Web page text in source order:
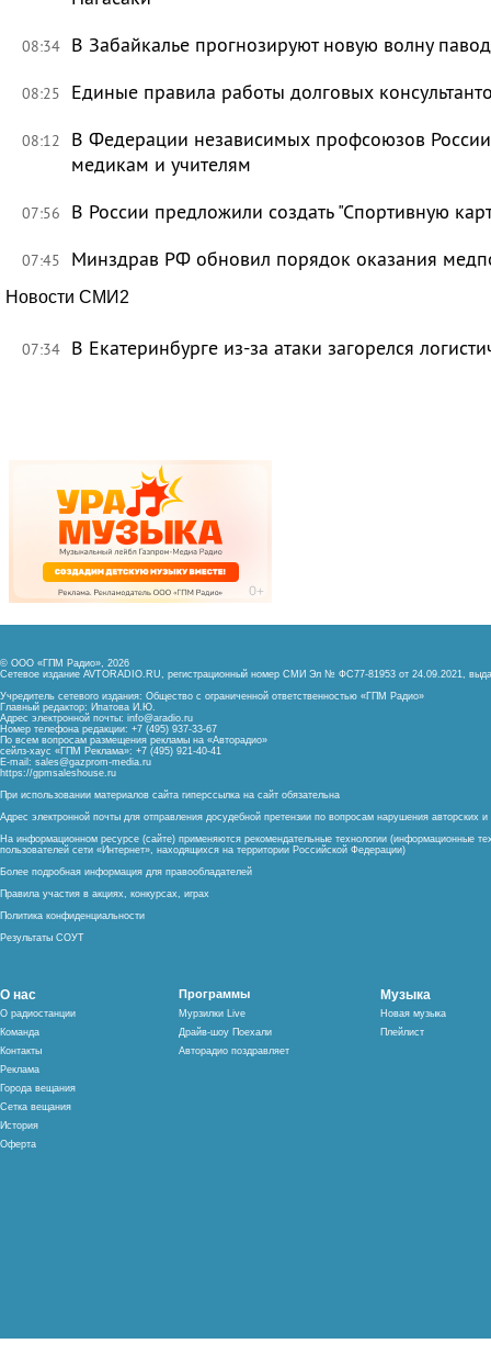
08:34 В Забайкалье прогнозируют новую волну
08:25 Единые правила работы долговых
08:12
В Федерации независимых профсоюзов
медикам и учителям
07:56 В России предложили создать "Спортивную
07:45 Минздрав РФ обновил порядок оказания
Новости СМИ2
07:34 В Екатеринбурге из-за атаки загорелся
© ООО «ГПМ Радио», 2026
Сетевое издание AVTORADIO.RU, регистрационный номер СМИ Эл № ФС77-81953 от 24.09.2021,
Учредитель сетевого издания: Общество с ограниченной ответственностью «ГПМ Радио»
Главный редактор: Ипатова И.Ю.
Адрес электронной почты: info@aradio.ru
Номер телефона редакции: +7 (495) 937-33-67
По всем вопросам размещения рекламы на «Авторадио»
сейлз-хаус «ГПМ Реклама»: +7 (495) 921-40-41
E-mail: sales@gazprom-media.ru
https://gpmsaleshouse.ru
При использовании материалов сайта гиперссылка на сайт обязательна
Адрес электронной почты для отправления досудебной претензии по вопросам нарушения авторских
На информационном ресурсе (сайте) применяются рекомендательные технологии (информационные
пользователей сети «Интернет», находящихся на территории Российской Федерации)
Более подробная информация для правообладателей
Правила участия в акциях, конкурсах, играх
Политика конфиденциальности
Результаты СОУТ
О нас
О радиостанции
Команда
Контакты
Реклама
Города вещания
Сетка вещания
История
Оферта
Программы
Мурзилки Live
Драйв-шоу Поехали
Авторадио поздравляет
Музыка
Новая музыка
Плейлист